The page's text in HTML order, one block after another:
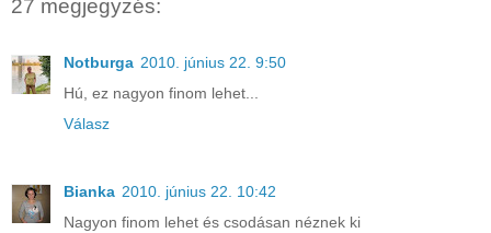
27 megjegyzés:
Notburga 2010. június 22. 9:50
Hú, ez nagyon finom lehet...
Válasz
Bianka 2010. június 22. 10:42
Nagyon finom lehet és csodásan néznek ki